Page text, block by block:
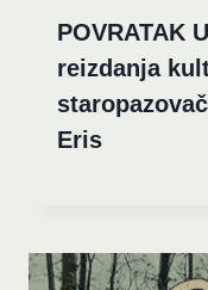
POVRATAK
reizdanja
Eris